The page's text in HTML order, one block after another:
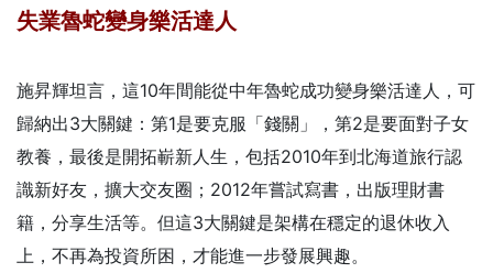
失業魯蛇變身樂活達人
施昇輝坦言，這10年間能從中年魯蛇成功變身樂活達人，可
歸納出3大關鍵：第1是要克服「錢關」，第2是要面對子女
教養，最後是開拓嶄新人生，包括2010年到北海道旅行認
識新好友，擴大交友圈；2012年嘗試寫書，出版理財書
籍，分享生活等。但這3大關鍵是架構在穩定的退休收入
上，不再為投資所困，才能進一步發展興趣。